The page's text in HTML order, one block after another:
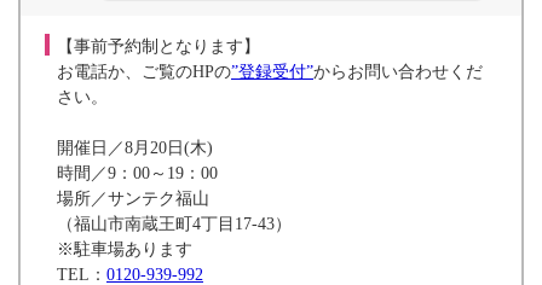
【事前予約制となります】
お電話か、ご覧のHPの”登録受付”からお問い合わせくだ
さい。
開催日／8月20日(木)
時間／9：00～19：00
場所／サンテク福山
（福山市南蔵王町4丁目17-43）
※駐車場あります
TEL： 0120-939-992